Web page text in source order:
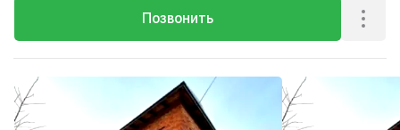
Позвонить